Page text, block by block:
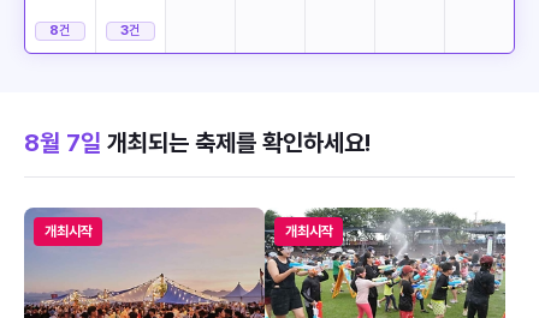
8건 3건
8월 7일 개최되는 축제를 확인하세요!
개최시작 개최시작